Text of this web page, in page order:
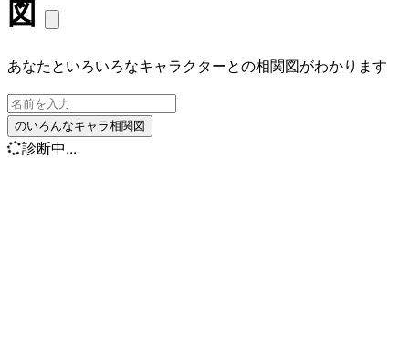
図
あなたといろいろなキャラクターとの相関図がわかります
のいろんなキャラ相関図
診断中...